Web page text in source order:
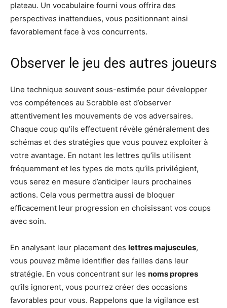
plateau. Un vocabulaire fourni vous offrira des
perspectives inattendues, vous positionnant ainsi
favorablement face à vos concurrents.
Observer le jeu des autres joueurs
Une technique souvent sous-estimée pour développer
vos compétences au Scrabble est d’observer
attentivement les mouvements de vos adversaires.
Chaque coup qu’ils effectuent révèle généralement des
schémas et des stratégies que vous pouvez exploiter à
votre avantage. En notant les lettres qu’ils utilisent
fréquemment et les types de mots qu’ils privilégient,
vous serez en mesure d’anticiper leurs prochaines
actions. Cela vous permettra aussi de bloquer
efficacement leur progression en choisissant vos coups
avec soin.
En analysant leur placement des lettres majuscules,
vous pouvez même identifier des failles dans leur
stratégie. En vous concentrant sur les noms propres
qu’ils ignorent, vous pourrez créer des occasions
favorables pour vous. Rappelons que la vigilance est